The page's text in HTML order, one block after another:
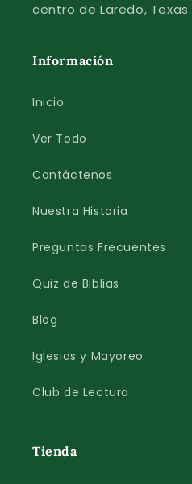
centro de Laredo, Texas.
Información
Inicio
Ver Todo
Contáctenos
Nuestra Historia
Preguntas Frecuentes
Quiz de Biblias
Blog
Iglesias y Mayoreo
Club de Lectura
Tienda